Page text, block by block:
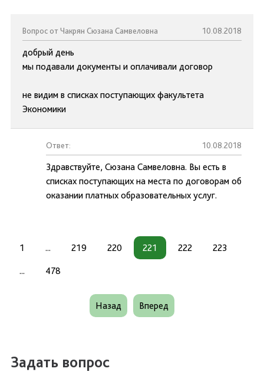
Вопрос от Чакрян Сюзана Самвеловна 10.08.2018
добрый день
мы подавали документы и оплачивали договор
не видим в списках поступающих факультета
Экономики
Ответ: 10.08.2018
Здравствуйте, Сюзана Самвеловна. Вы есть в
списках поступающих на места по договорам об
оказании платных образовательных услуг.
1 ... 219 220 221 222 223
... 478
Назад Вперед
Задать вопрос